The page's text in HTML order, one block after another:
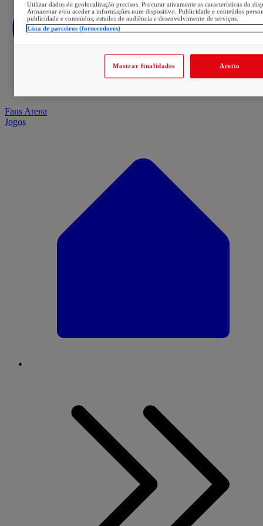
Fans Arena
Jogos
Utilizar dados de geolocalização precisos. Procurar ativamente as características do
Armazenar e/ou aceder a informações num dispositivo. Publicidade e conteúdos
publicidade e conteúdos, estudos de audiência e desenvolvimento de serviços.
Lista de parceiros (fornecedores)
Mostrar finalidades Aceito